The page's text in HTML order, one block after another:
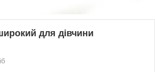
для дівчини